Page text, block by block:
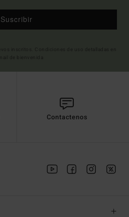
Suscribir
Contactenos